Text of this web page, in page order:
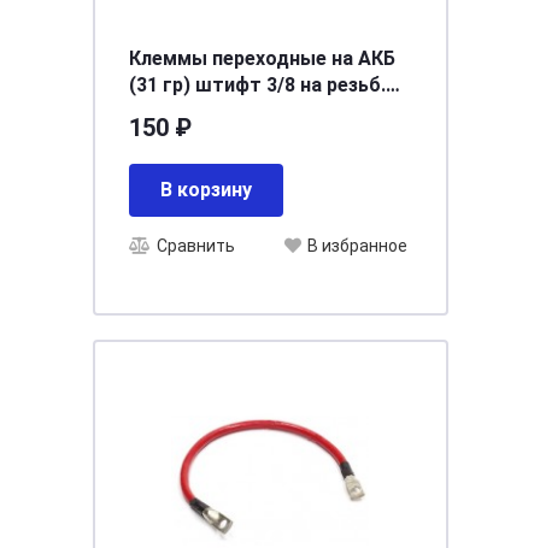
Клеммы переходные на АКБ
(31 гр) штифт 3/8 на резьб.
150 ₽
В корзину
Сравнить В избранное